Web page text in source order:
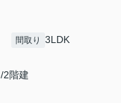
間取り 3LDK
2階建